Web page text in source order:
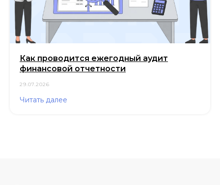
Как проводится ежегодный аудит
финансовой отчетности
29.07.2026
Читать далее